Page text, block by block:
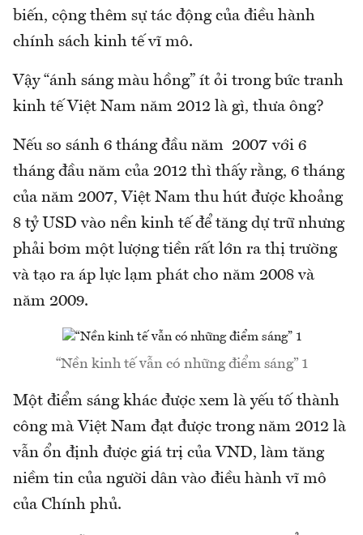
biến, cộng thêm sự tác động của điều hành
chính sách kinh tế vĩ mô.
Vậy “ánh sáng màu hồng” ít ỏi trong bức tranh
kinh tế Việt Nam năm 2012 là gì, thưa ông?
Nếu so sánh 6 tháng đầu năm 2007 với 6
tháng đầu năm của 2012 thì thấy rằng, 6 tháng
của năm 2007, Việt Nam thu hút được khoảng
8 tỷ USD vào nền kinh tế để tăng dự trữ nhưng
phải bơm một lượng tiền rất lớn ra thị trường
và tạo ra áp lực lạm phát cho năm 2008 và
năm 2009.
“Nền kinh tế vẫn có những điểm sáng” 1
Một điểm sáng khác được xem là yếu tố thành
công mà Việt Nam đạt được trong năm 2012 là
vẫn ổn định được giá trị của VND, làm tăng
niềm tin của người dân vào điều hành vĩ mô
của Chính phủ.